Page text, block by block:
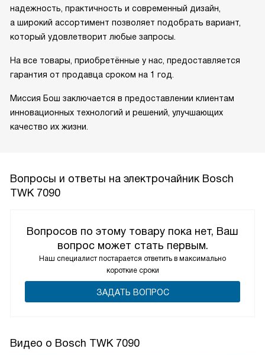
надежность, практичность и современный дизайн,
а широкий ассортимент позволяет подобрать вариант,
который удовлетворит любые запросы.
На все товары, приобретённые у нас, предоставляется
гарантия от продавца сроком на 1 год.
Миссия Бош заключается в предоставлении клиентам
инновационных технологий и решений, улучшающих
качество их жизни.
Вопросы и ответы на электрочайник Bosch
TWK 7090
Вопросов по этому товару пока нет, Ваш
вопрос может стать первым.
Наш специалист постарается ответить в максимально
короткие сроки
ЗАДАТЬ ВОПРОС
Видео о Bosch TWK 7090